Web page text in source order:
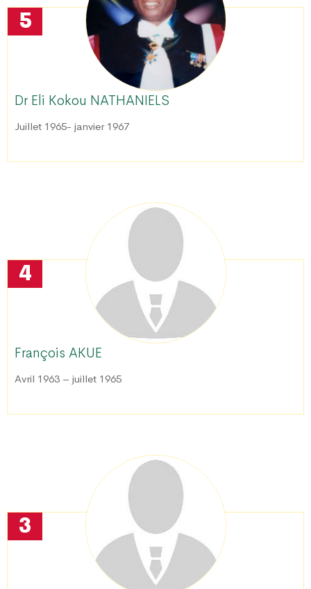
5
Dr Eli Kokou NATHANIELS
Juillet 1965- janvier 1967
4
François AKUE
Avril 1963 – juillet 1965
3